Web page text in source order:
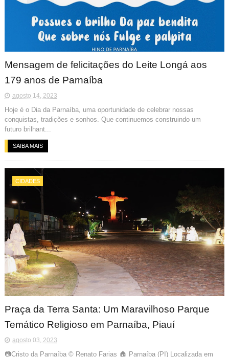
Mensagem de felicitações do Leite Longá aos
179 anos de Parnaíba
agosto 14, 2023
Hoje é o Dia da Parnaíba, uma oportunidade de celebrar nossas
conquistas, tradições e sonhos. Que continuemos construindo um
futuro brilhant...
SAIBA MAIS
CIDADES
Praça da Terra Santa: Um Maravilhoso Parque
Temático Religioso em Parnaíba, Piauí
agosto 03, 2023
📷Cristo da Parnaíba © Renato Farias 🏠 Parnaíba (PI) Localizada em